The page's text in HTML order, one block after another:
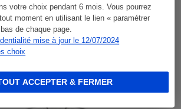
votre choix pendant 6 mois. Vous pourrez
moment en utilisant le lien « paramétrer
de chaque page.
mise à jour le 12/07/2024
choix
ACCEPTER & FERMER